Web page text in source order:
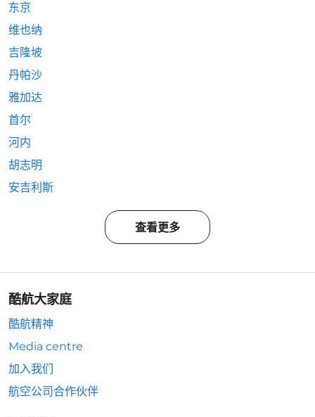
东京
维也纳
吉隆坡
丹帕沙
雅加达
首尔
河内
胡志明
安吉利斯
查看更多
酷航大家庭
酷航精神
Media centre
加入我们
航空公司合作伙伴